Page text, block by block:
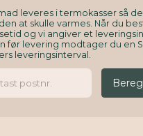
leveres i termokasser så
at skulle varmes. Når du
og vi angiver et
før levering modtager du en
leveringsinterval.